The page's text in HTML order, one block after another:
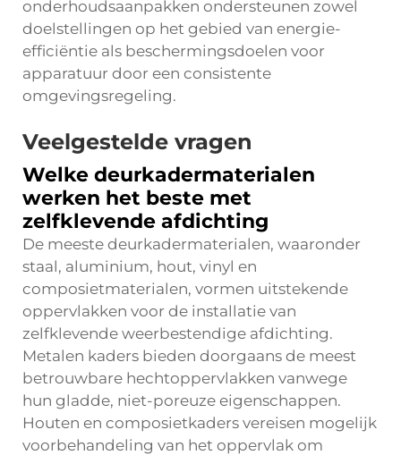
onderhoudsaanpakken ondersteunen zowel
doelstellingen op het gebied van energie-
efficiëntie als beschermingsdoelen voor
apparatuur door een consistente
omgevingsregeling.
Veelgestelde vragen
Welke deurkadermaterialen
werken het beste met
zelfklevende afdichting
De meeste deurkadermaterialen, waaronder
staal, aluminium, hout, vinyl en
composietmaterialen, vormen uitstekende
oppervlakken voor de installatie van
zelfklevende weerbestendige afdichting.
Metalen kaders bieden doorgaans de meest
betrouwbare hechtoppervlakken vanwege
hun gladde, niet-poreuze eigenschappen.
Houten en composietkaders vereisen mogelijk
voorbehandeling van het oppervlak om